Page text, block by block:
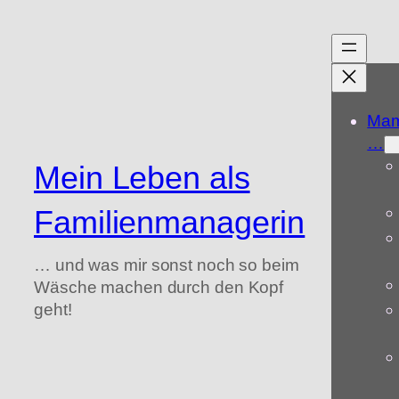
Mein Leben als
Familienmanagerin
… und was mir sonst noch so beim
Wäsche machen durch den Kopf
geht!
…